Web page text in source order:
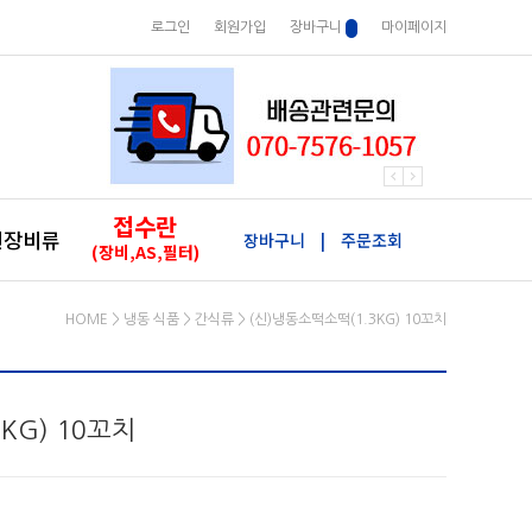
로그인 회원가입 장바구니 마이페이지
비류 접수란
(장비,AS,필터) 장바구니 | 주문조회
HOME > 냉동 식품 > 간식류 > (신)냉동소떡소떡(1.3KG) 10꼬치
10꼬치